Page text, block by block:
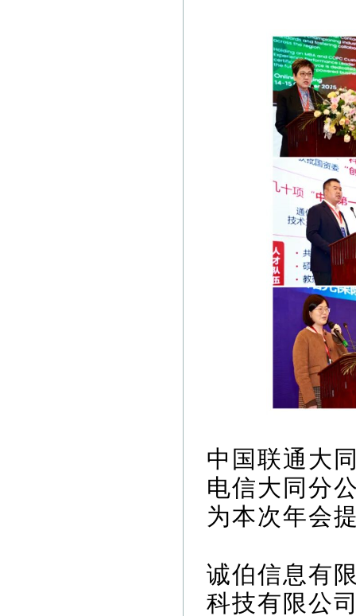
中国联通大
电信大同分
为本次年会
诚伯信息有
科技有限公